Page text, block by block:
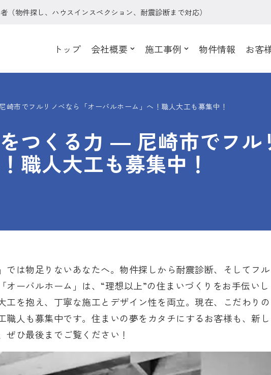
物件探し、ハウスインスペクション、耐震診断まで対応）
トップ 会社概要 施工事例 物件情報 お客
市でフルリノベなら「オーバルホーム」へ！職人大工も募集中！
つくる力 ― 尼崎市でフル
職人大工も募集中！
では物足りないあなたへ。物件探しから耐震診断、そしてフル
オーバルホーム」は、“理想以上”の住まいづくりをお手伝いし
工を抱え、丁寧な施工とデザイン性を両立。現在、こだわりの
職人も募集中です。住まいの夢をカタチにするお客様も、新し
ひ最後までご覧ください！